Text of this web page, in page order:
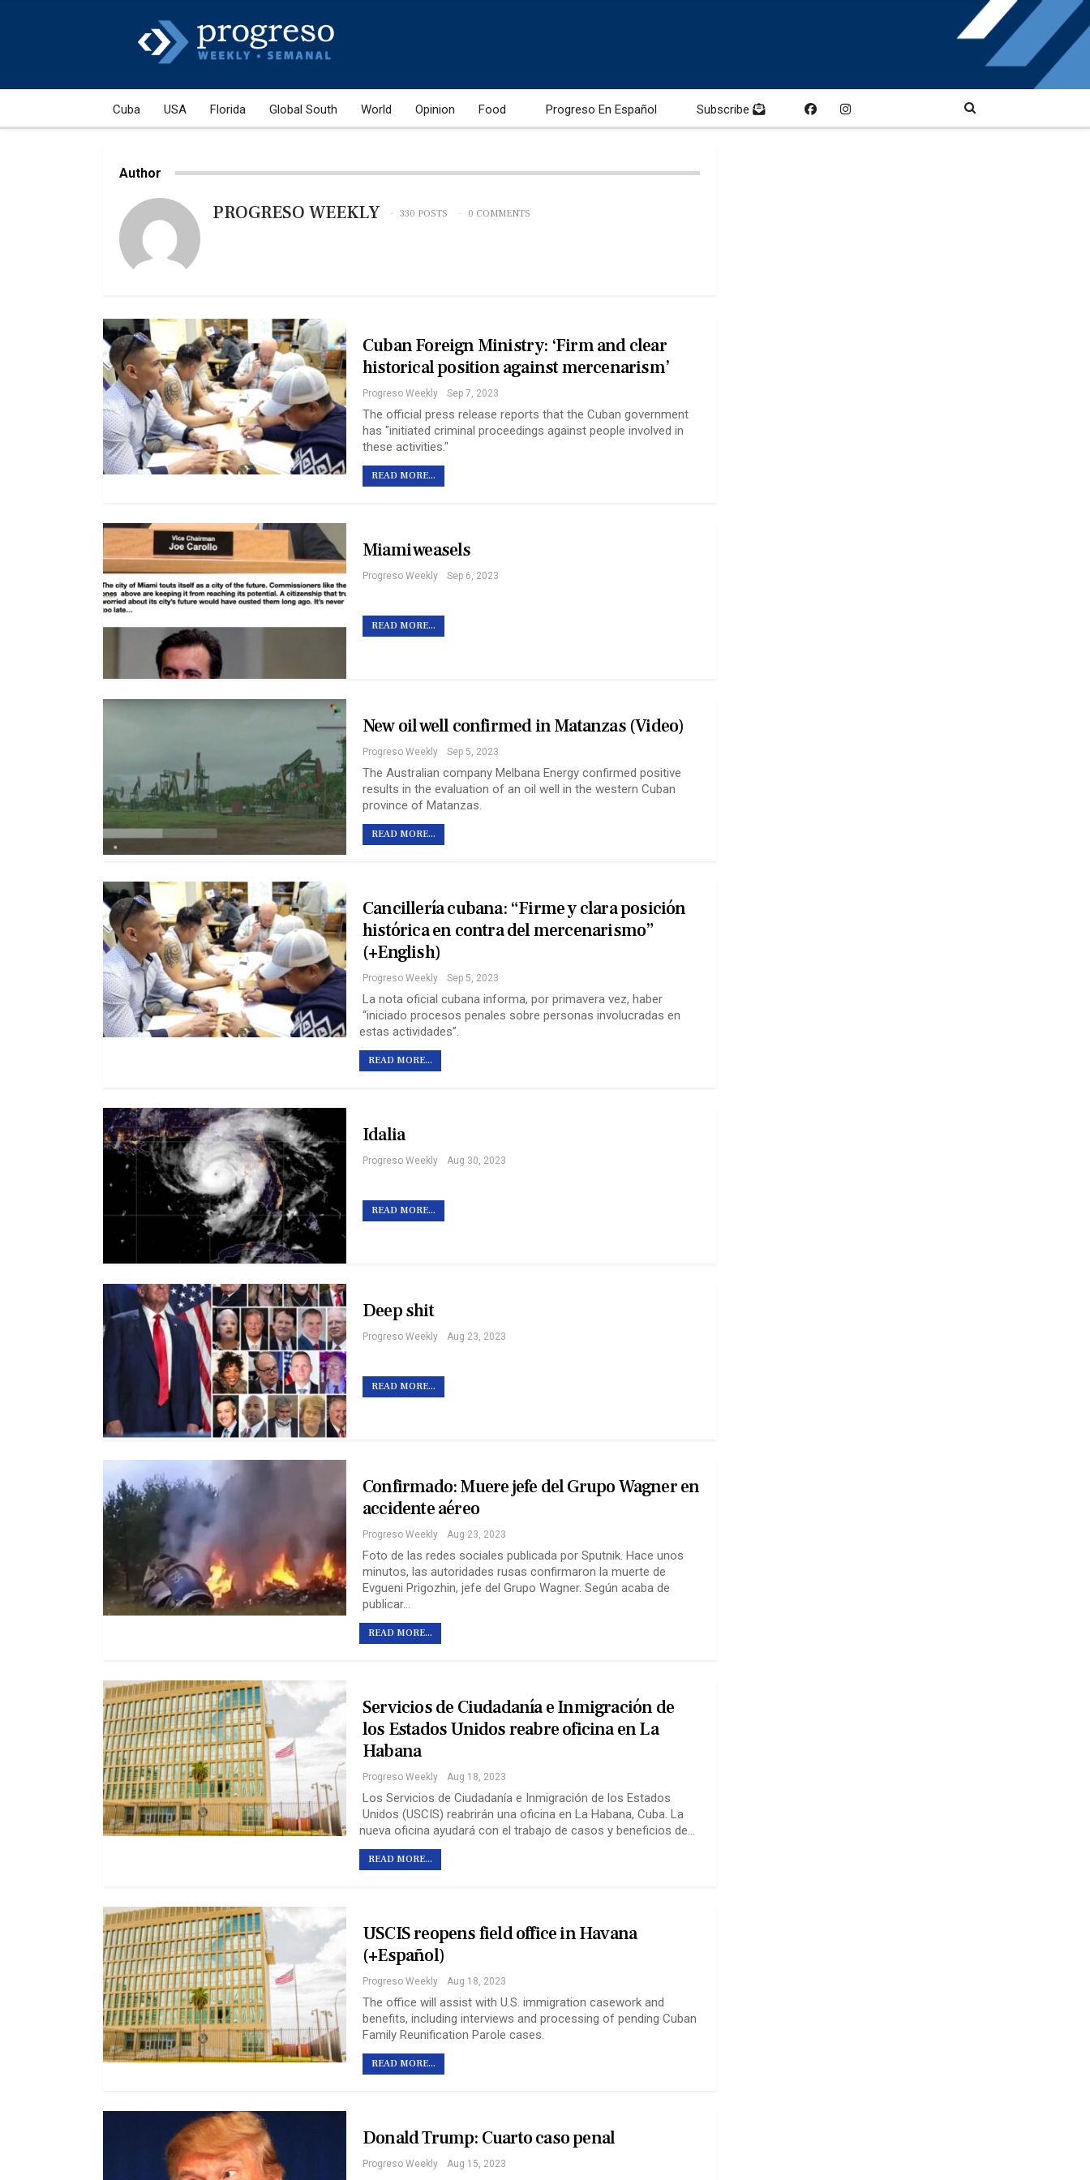
Cuba USA Florida Global South World Opinion Food Progreso En Español Subscribe
Author
PROGRESO WEEKLY 330 POSTS 0 COMMENTS
Cuban Foreign Ministry: ‘Firm and clear
historical position against mercenarism’
Progreso Weekly Sep 7, 2023
The official press release reports that the Cuban government
has "initiated criminal proceedings against people involved in
these activities."
READ MORE...
Miami weasels
Progreso Weekly Sep 6, 2023
READ MORE...
New oil well confirmed in Matanzas (Video)
Progreso Weekly Sep 5, 2023
The Australian company Melbana Energy confirmed positive
results in the evaluation of an oil well in the western Cuban
province of Matanzas.
READ MORE...
Cancillería cubana: “Firme y clara posición
histórica en contra del mercenarismo”
(+English)
Progreso Weekly Sep 5, 2023
La nota oficial cubana informa, por primavera vez, haber
“iniciado procesos penales sobre personas involucradas en
estas actividades”.
READ MORE...
Idalia
Progreso Weekly Aug 30, 2023
READ MORE...
Deep shit
Progreso Weekly Aug 23, 2023
READ MORE...
Confirmado: Muere jefe del Grupo Wagner en
accidente aéreo
Progreso Weekly Aug 23, 2023
Foto de las redes sociales publicada por Sputnik. Hace unos
minutos, las autoridades rusas confirmaron la muerte de
Evgueni Prigozhin, jefe del Grupo Wagner. Según acaba de
publicar…
READ MORE...
Servicios de Ciudadanía e Inmigración de
los Estados Unidos reabre oficina en La
Habana
Progreso Weekly Aug 18, 2023
Los Servicios de Ciudadanía e Inmigración de los Estados
Unidos (USCIS) reabrirán una oficina en La Habana, Cuba. La
nueva oficina ayudará con el trabajo de casos y beneficios de…
READ MORE...
USCIS reopens field office in Havana
(+Español)
Progreso Weekly Aug 18, 2023
The office will assist with U.S. immigration casework and
benefits, including interviews and processing of pending Cuban
Family Reunification Parole cases.
READ MORE...
Donald Trump: Cuarto caso penal
Progreso Weekly Aug 15, 2023